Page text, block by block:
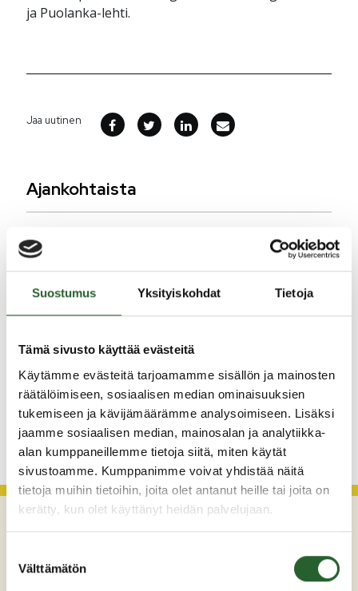
Suostumus Yksityiskohdat Tietoja
Tämä sivusto käyttää evästeitä
Käytämme evästeitä tarjoamamme sisällön ja mainosten
räätälöimiseen, sosiaalisen median ominaisuuksien
tukemiseen ja kävijämäärämme analysoimiseen. Lisäksi
jaamme sosiaalisen median, mainosalan ja analytiikka-
alan kumppaneillemme tietoja siitä, miten käytät
sivustoamme. Kumppanimme voivat yhdistää näitä
tietoja muihin tietoihin, joita olet antanut heille tai joita on
kerätty, kun olet käyttänyt heidän palvelujaan.
valinta
Välttämätön
ja Puolanka-lehti.
Jaa uutinen
Ajankohtaista
Monitoimitalon kirjasto menee kiinni
perjantaina klo 12.00
3.8.2026
29.7.2026
Asfaltointityöt taajamassa myöhästyvät
KATSO KAIKKI